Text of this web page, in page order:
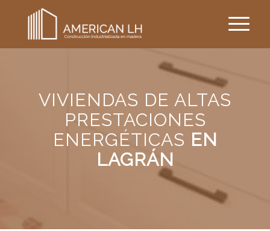
VIVIENDAS DE ALTAS
PRESTACIONES
ENERGÉTICAS EN
LAGRÁN